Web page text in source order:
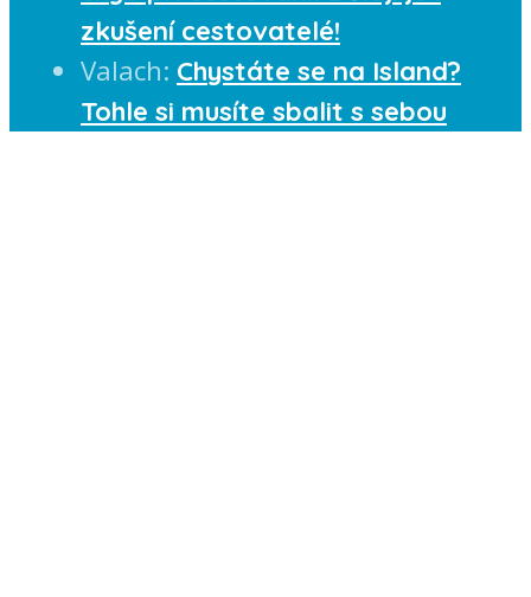
zkušení cestovatelé!
Valach: Chystáte se na Island?
Tohle si musíte sbalit s sebou